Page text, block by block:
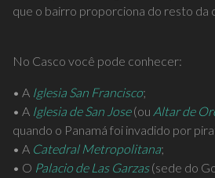
que o bairro proporciona do resto da
No Casco você pode conhecer:
• A Iglesia San Francisco;
• A Iglesia de San Jose(ou Altar de
quando o Panamá foi invadido por
• A Catedral Metropolitana;
• O Palacio de Las Garzas(sede do